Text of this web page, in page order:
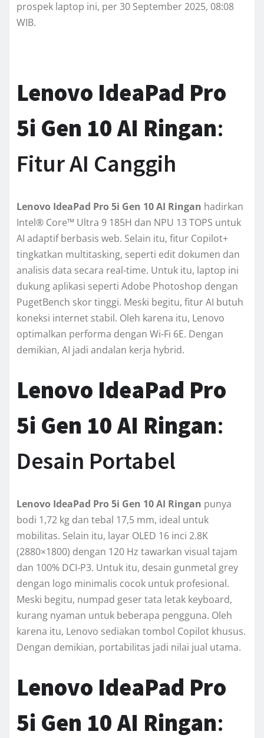
prospek laptop ini, per 30 September 2025, 08:08
WIB.
Lenovo IdeaPad Pro
5i Gen 10 AI Ringan:
Fitur AI Canggih
Lenovo IdeaPad Pro 5i Gen 10 AI Ringan hadirkan
Intel® Core™ Ultra 9 185H dan NPU 13 TOPS untuk
AI adaptif berbasis web. Selain itu, fitur Copilot+
tingkatkan multitasking, seperti edit dokumen dan
analisis data secara real-time. Untuk itu, laptop ini
dukung aplikasi seperti Adobe Photoshop dengan
PugetBench skor tinggi. Meski begitu, fitur AI butuh
koneksi internet stabil. Oleh karena itu, Lenovo
optimalkan performa dengan Wi-Fi 6E. Dengan
demikian, AI jadi andalan kerja hybrid.
Lenovo IdeaPad Pro
5i Gen 10 AI Ringan:
Desain Portabel
Lenovo IdeaPad Pro 5i Gen 10 AI Ringan punya
bodi 1,72 kg dan tebal 17,5 mm, ideal untuk
mobilitas. Selain itu, layar OLED 16 inci 2.8K
(2880×1800) dengan 120 Hz tawarkan visual tajam
dan 100% DCI-P3. Untuk itu, desain gunmetal grey
dengan logo minimalis cocok untuk profesional.
Meski begitu, numpad geser tata letak keyboard,
kurang nyaman untuk beberapa pengguna. Oleh
karena itu, Lenovo sediakan tombol Copilot khusus.
Dengan demikian, portabilitas jadi nilai jual utama.
Lenovo IdeaPad Pro
5i Gen 10 AI Ringan: